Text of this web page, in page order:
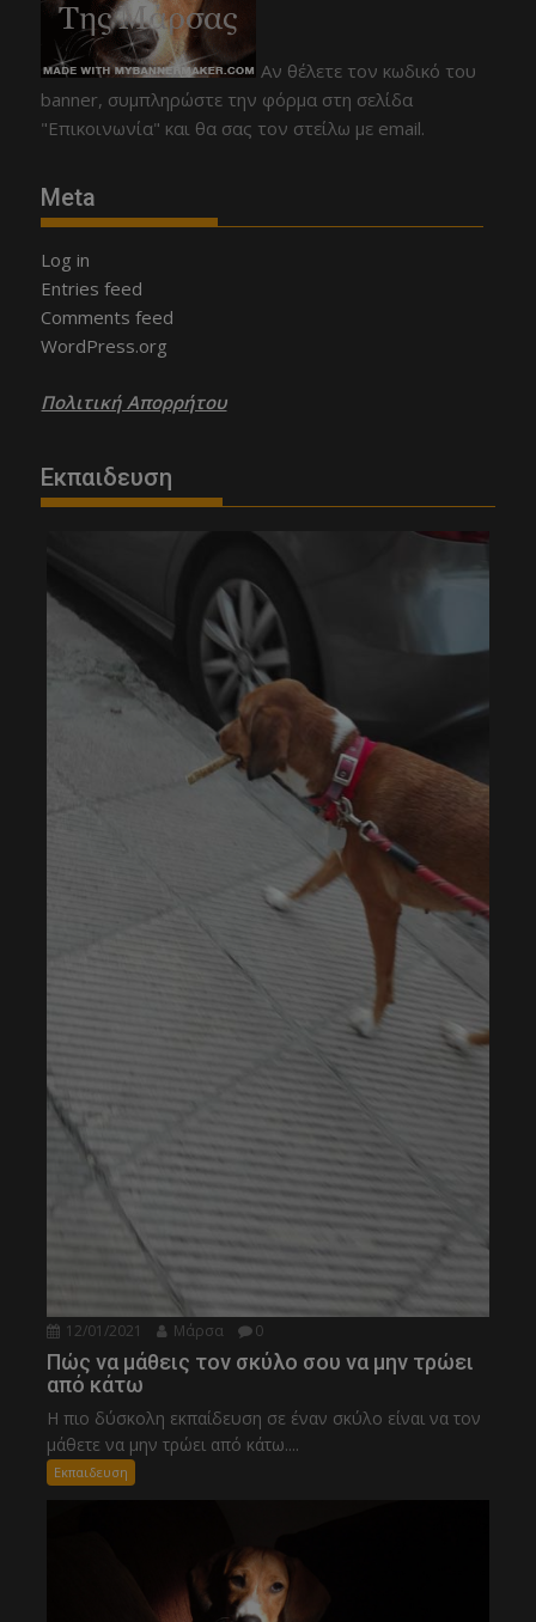
Αν θέλετε τον κωδικό του
banner, συμπληρώστε την φόρμα στη σελίδα
"Επικοινωνία" και θα σας τον στείλω με email.
Meta
Log in
Entries feed
Comments feed
WordPress.org
Πολιτική Απορρήτου
Εκπαιδευση
12/01/2021 Μάρσα 0
Πώς να μάθεις τον σκύλο σου να μην τρώει
από κάτω
Η πιο δύσκολη εκπαίδευση σε έναν σκύλο είναι να τον
μάθετε να μην τρώει από κάτω....
Εκπαιδευση